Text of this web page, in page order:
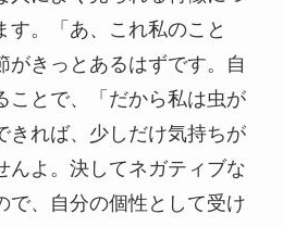
す。「あ、これ私のこと
がきっとあるはずです。自
ことで、「だから私は虫が
きれば、少しだけ気持ちが
んよ。決してネガティブな
で、自分の個性として受け